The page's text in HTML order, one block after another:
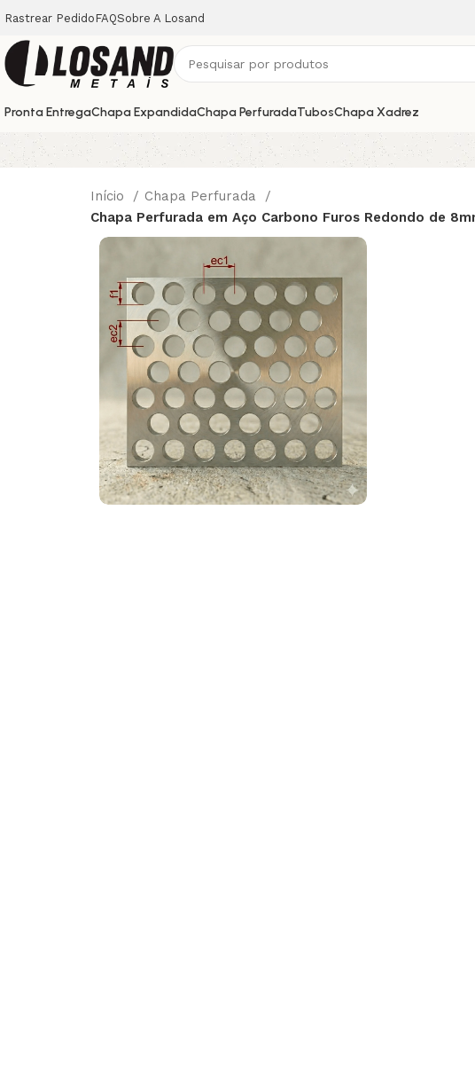
Rastrear Pedido FAQSobre A Losand
Pronta EntregaChapa ExpandidaChapa PerfuradaTubosChapa Xadrez
Início
Chapa Perfurada
Chapa Perfurada em Aço Carbono Furos Redondo de